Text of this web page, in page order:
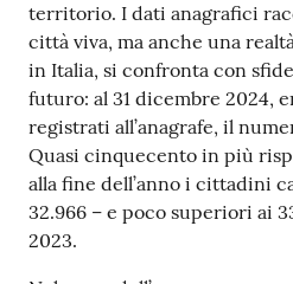
territorio. I dati anagrafici
città viva, ma anche una
in Italia, si confronta con
futuro: al 31 dicembre 2024,
registrati all’anagrafe, il
Quasi cinquecento in più
alla fine dell’anno i cittadini
32.966 – e poco superiori ai
2023.